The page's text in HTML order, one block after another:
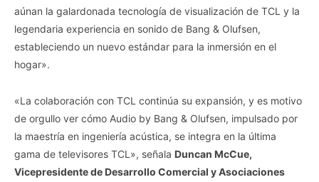
aúnan la galardonada tecnología de visualización de TCL y la
legendaria experiencia en sonido de Bang & Olufsen,
estableciendo un nuevo estándar para la inmersión en el
hogar».
«La colaboración con TCL continúa su expansión, y es motivo
de orgullo ver cómo Audio by Bang & Olufsen, impulsado por
la maestría en ingeniería acústica, se integra en la última
gama de televisores TCL», señala Duncan McCue,
Vicepresidente de Desarrollo Comercial y Asociaciones